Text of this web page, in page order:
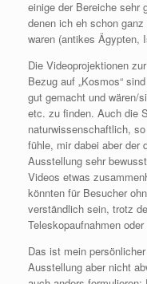
einige der Bereiche sehr
denen ich eh schon
waren (antikes Ägypten,
Die Videoprojektionen
Bezug auf „Kosmos“
gut gemacht und wären/
etc. zu finden. Auch die
naturwissenschaftlich,
fühle, mir dabei aber der
Ausstellung sehr
Videos etwas
könnten für Besucher
verständlich sein, trotz
Teleskopaufnahmen
Das ist mein
Ausstellung aber nicht